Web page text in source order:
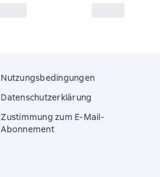
Nutzungsbedingungen
Datenschutzerklärung
Zustimmung zum E-Mail-
Abonnement